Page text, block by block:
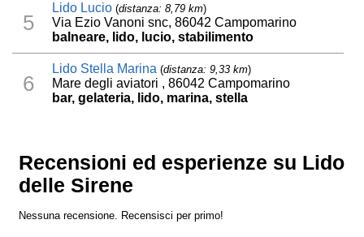
5
Lido Lucio (distanza: 8,79 km)
Via Ezio Vanoni snc, 86042 Campomarino
balneare, lido, lucio, stabilimento
6
Lido Stella Marina (distanza: 9,33 km)
Mare degli aviatori , 86042 Campomarino
bar, gelateria, lido, marina, stella
Recensioni ed esperienze su Lido
delle Sirene
Nessuna recensione. Recensisci per primo!